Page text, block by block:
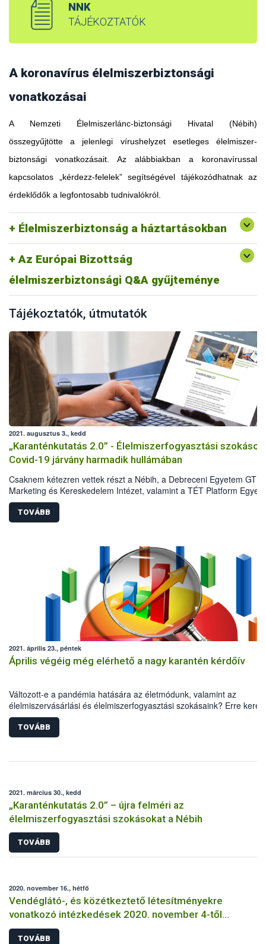
NNK
TÁJÉKOZTATÓK
A koronavírus élelmiszerbiztonsági
vonatkozásai
A Nemzeti Élelmiszerlánc-biztonsági Hivatal (Nébih)
összegyűjtötte a jelenlegi vírushelyzet esetleges élelmiszer-
biztonsági vonatkozásait. Az alábbiakban a koronavírussal
kapcsolatos „kérdezz-felelek” segítségével tájékozódhatnak az
érdeklődők a legfontosabb tudnivalókról.
Élelmiszerbiztonság a háztartásokban
Az Európai Bizottság
élelmiszerbiztonsági Q&A gyűjteménye
Tájékoztatók, útmutatók
2021. augusztus 3., kedd
„Karanténkutatás 2.0” - Élelmiszerfogyasztási szokások
Covid-19 járvány harmadik hullámában
Csaknem kétezren vettek részt a Nébih, a Debreceni Egyetem GTK
Marketing és Kereskedelem Intézet, valamint a TÉT Platform
második közös reprezentatív kutatásában 2021 májusában. A
felmérésből kiderült, hogyan változtak a Covid-19 járvány első és
harmadik hulláma között a háztartások élelmiszervásárlási és
első hullám idején tapasztalt sokkhatás elmúlt, ugyanakkor a
megőrizte az elővigyázatosságát, és vannak olyan szokások,
hosszú távon is velünk maradnak.
TOVÁBB
2021. április 23., péntek
Április végéig még elérhető a nagy karantén kérdőív
Változott-e a pandémia hatására az életmódunk, valamint az
élelmiszervásárlási és élelmiszerfogyasztási szokásaink? Erre keresi
idén is a választ a Nébih, a Debreceni Egyetem, valamint a TÉT
közös kutatása. A nagy karantén kérdőív április végéig még
minél pontosabb kép kialakításához ugyanis elengedhetetlen a
TOVÁBB
2021. március 30., kedd
„Karanténkutatás 2.0” – újra felméri az
élelmiszerfogyasztási szokásokat a Nébih
TOVÁBB
2020. november 16., hétfő
Vendéglátó-, és közétkeztető létesítményekre
vonatkozó intézkedések 2020. november 4-től
visszavonásig
TOVÁBB